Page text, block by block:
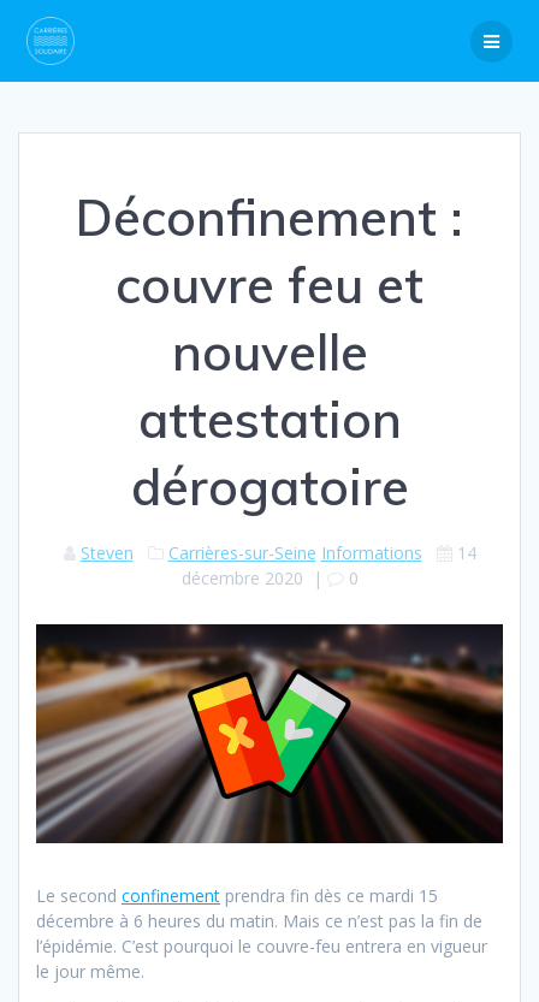
Déconfinement :
couvre feu et
nouvelle
attestation
dérogatoire
Steven Carrières-sur-Seine Informations
14
décembre 2020 | 0
Le second confinement prendra fin dès ce mardi 15
décembre à 6 heures du matin. Mais ce n’est pas la fin de
l’épidémie. C’est pourquoi le couvre-feu entrera en vigueur
le jour même.